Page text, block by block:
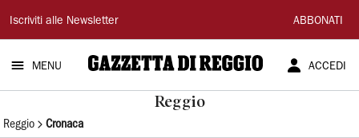
Gazzetta
di
Reggio
Iscriviti alle Newsletter ABBONATI
MENU ACCEDI
Reggio
Reggio Cronaca